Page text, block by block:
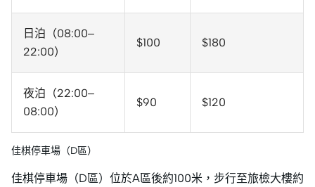
日泊（08:00–
22:00）
$100 $180
夜泊（22:00–
08:00）
$90 $120
佳棋停車場（D區）
佳棋停車場（D區）位於A區後約100米，步行至旅檢大樓約